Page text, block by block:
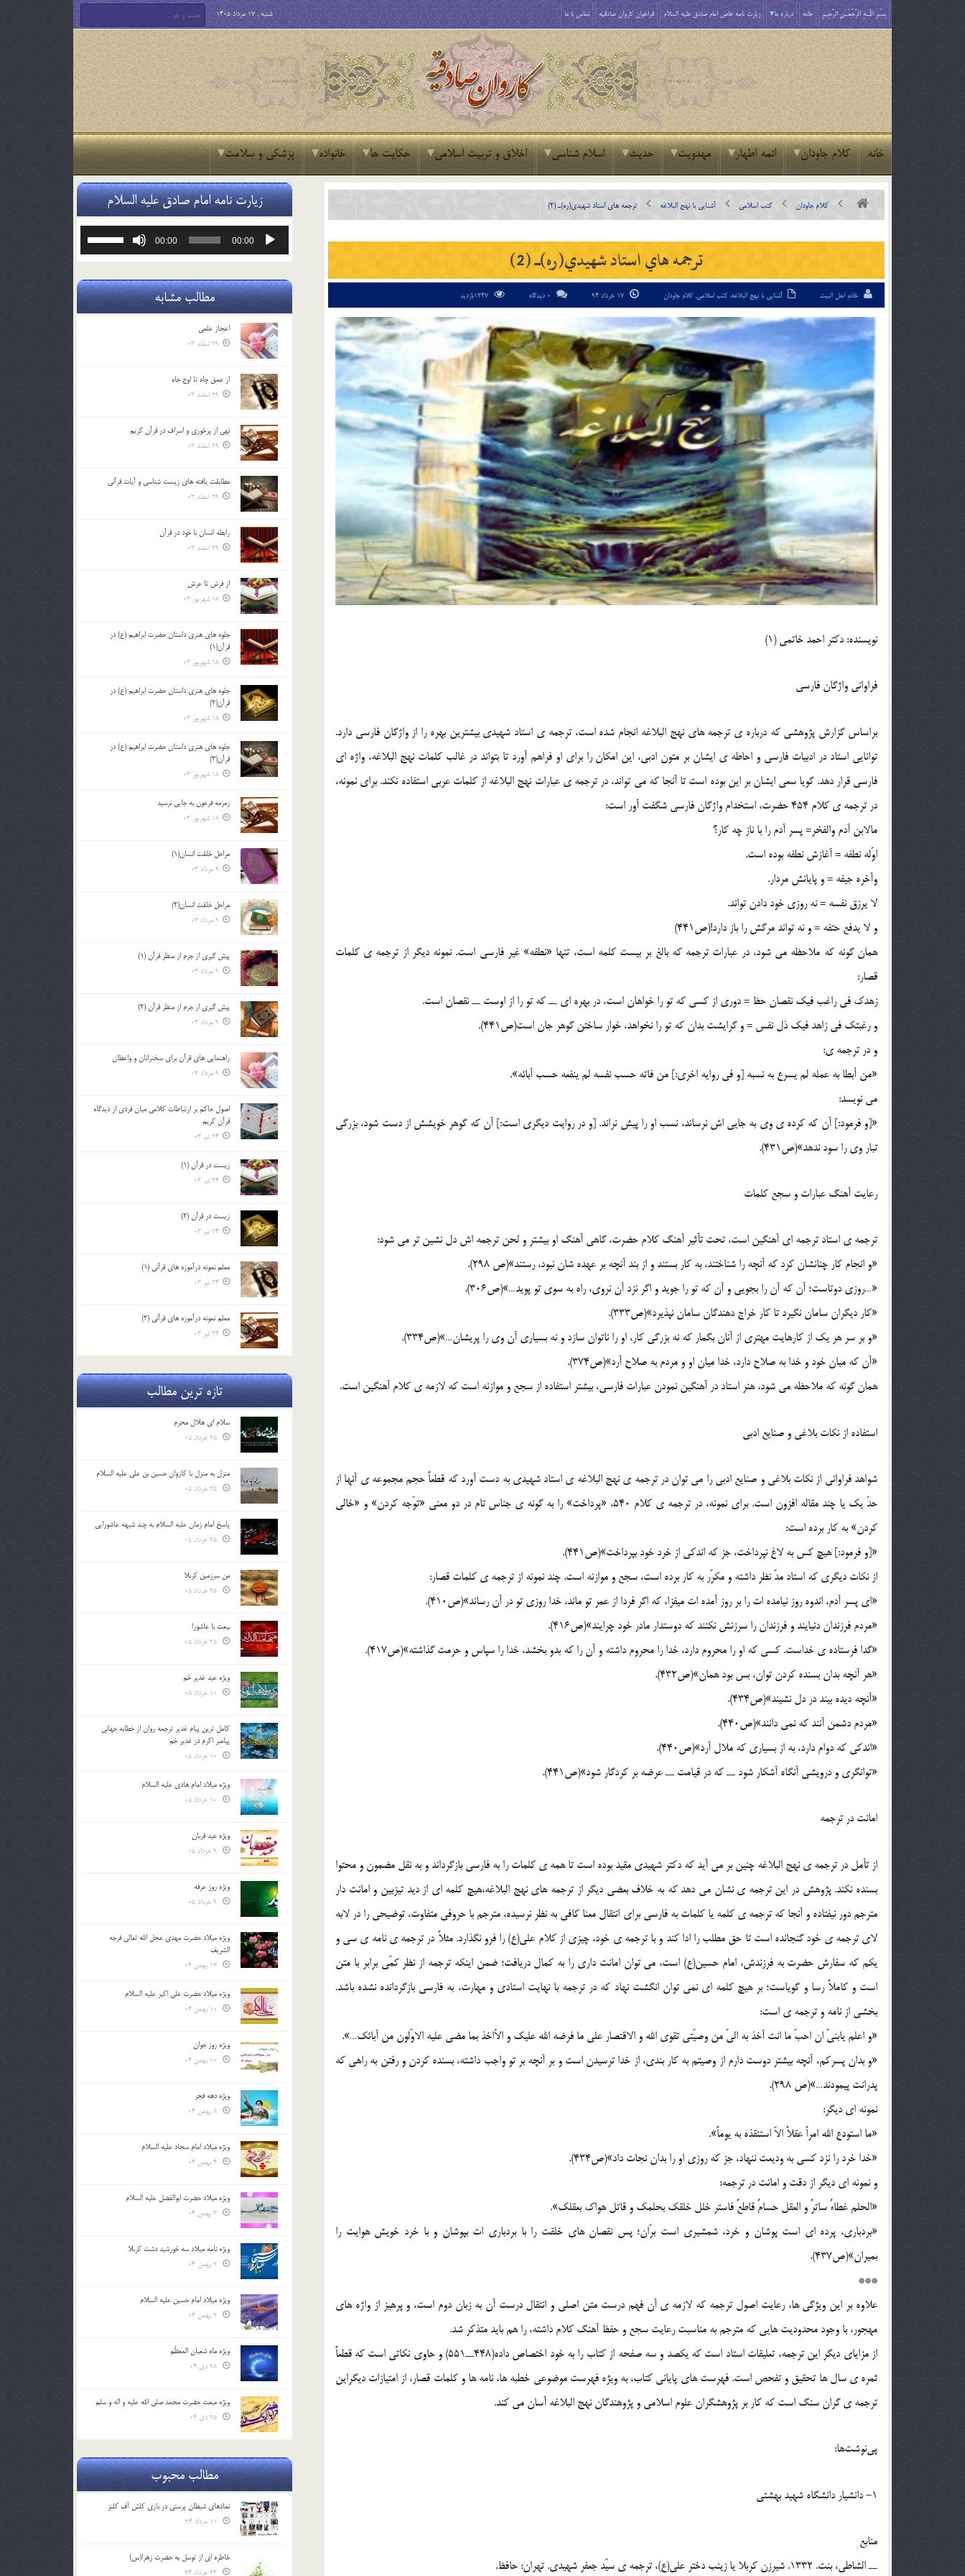
بِسْمِ اللَّـهِ الرَّحْمَـٰنِ الرَّحِيمِ خانه درباره ما زیارت نامه خاص امام صادق علیه السلام فراخوان کاروان صادقیه تماس با ما شنبه , 17 مرداد 1405
خانه کلام جاودان ائمه اطهار مهدویت حدیث اسلام شناسی اخلاق و تربیت اسلامی حکایت ها خانواده پزشکی و سلامت
کلام جاودان کتب اسلامی آشنایی با نهج البلاغه ترجمه هاي استاد شهيدي(ره)ـ‌ (2)
ترجمه هاي استاد شهيدي(ره)ـ‌ (2)
خادم اهل البیت آشنایی با نهج البلاغه,کتب اسلامی,کلام جاودان 0 دیدگاه
نويسنده: دکتر احمد خاتمي (1)
فراواني واژگان فارسي
براساس گزارش پژوهشي که درباره ي ترجمه هاي نهج البلاغه انجام شده است، ترجمه ي استاد شهيدي بيشترين بهره را از واژگان فارسي دارد.
توانايي استاد در ادبيات فارسي و احاطه ي ايشان بر متون ادبي، اين امکان را براي او فراهم آورد تا بتواند در غالب کلمات نهج البلاغه، واژه اي
فارسي قرار دهد. گويا سعي ايشان بر اين بوده است تا آنجا که مي تواند، در ترجمه ي عبارات نهج البلاغه از کلمات عربي استفاده نکند. براي نمونه،
در ترجمه ي کلام 454 حضرت، استخدام واژگان فارسي شگفت آور است:
مالابن آدم والفخر= پسر آدم را با ناز چه کار؟
اوّله نطفه = آغازش نطفه بوده است.
وآخره جيفه = و پايانش مردار.
لا يرزق نفسه = نه روزي خود دادن تواند.
و لا يدفع حتفه = و نه تواند مرگش را باز دارد!(ص441)
همان گونه که ملاحظه مي شود، در عبارات ترجمه که بالغ بر بيست کلمه است، تنها «نطفه» غير فارسي است. نمونه ديگر از ترجمه ي کلمات
قصار:
زهدک في راغب فيک نقصان حظ = دوري از کسي که تو را خواهان است، در بهره اي ــ که تو را از اوست ــ نقصان است.
و رغبتک في زاهد فيک ذل نفس = و گرايشت بدان که تو را نخواهد، خوار ساختن گوهر جان است(ص441).
و در ترجمه ي:
«من أبطا به عمله لم يسرع به نسبه [و في روايه اخري:] من فاته حسب نفسه لم ينفعه حسب آبائه».
مي نويسد:
«[و فرمود:] آن که کرده ي وي به جايي اش نرساند، نسب او را پيش نراند. [و در روايت ديگري است:] آن که گوهر خويشش از دست شود، بزرگي
تبار وي را سود ندهد»(ص431).
رعايت آهنگ عبارات و سجع کلمات
ترجمه ي استاد ترجمه اي آهنگين است، تحت تأثير آهنگ کلام حضرت، گاهي آهنگ او بيشتر و لحن ترجمه اش دل نشين تر مي شود:
«و انجام کار چنانشان کرد که آنچه را شناختند، به کار بستند و از بند آنچه بر عهده شان نبود، رستند»(ص 298).
«…روزي دوتاست؛ آن که آن را بجويي و آن که تو را جويد و اگر نزد آن نروي، راه به سوي تو پويد…»(ص306).
«کار ديگران سامان نگيرد تا کار خراج دهندگان سامان نپذيرد»(ص333).
«و بر سر هر يک از کارهايت مهتري از آنان بگمار که نه بزرگي کار، او را ناتوان سازد و نه بسياري آن وي را پريشان…»(ص334).
«آن که ميان خود و خدا به صلاح دارد، خدا ميان او و مردم به صلاح آرد»(ص374).
همان گونه که ملاحظه مي شود، هنر استاد در آهنگين نمودن عبارات فارسي، بيشتر استفاده از سجع و موازنه است که لازمه ي کلام آهنگين است.
استفاده از نکات بلاغي و صنايع ادبي
شواهد فراواني از نکات بلاغي و صنايع ادبي را مي توان در ترجمه ي نهج البلاغه ي استاد شهيدي به دست آورد که قطعاً حجم مجموعه ي آنها از
حدّ يک يا چند مقاله افزون است. براي نمونه، در ترجمه ي کلام 540، «پرداخت» را به گونه ي جناس تام در دو معني «توّجه کردن» و «خالي
کردن» به کار برده است:
«[و فرمود:] هيچ کس به لاغ نپرداخت، جز که اندکي از خرد خود بپرداخت»(ص441).
از نکات ديگري که استاد مدّ نظر داشته و مکرّر به کار برده است، سجع و موازنه است. چند نمونه از ترجمه ي کلمات قصار:
«اي پسر آدم، اندوه روز نيامده ات را بر روز آمده ات ميفزا، که اگر فردا از عمر تو ماند، خدا روزي تو در آن رساند»(ص410).
«مردم فرزندان دنيايند و فرزندان را سرزنش نکنند که دوستدار مادر خود چرايند»(ص416).
«گدا فرستاده ي خداست. کسي که او را محروم دارد، خدا را محروم داشته و آن را که بدو بخشد، خدا را سپاس و حرمت گذاشته»(ص417).
«هر آنچه بدان بسنده کردن توان، بس بود همان»(ص432).
«آنچه ديده بيند در دل نشيند»(ص434).
«مردم دشمن آنند که نمي دانند»(ص440).
«اندکي که دوام دارد، به از بسياري که ملال آرد»(ص440).
«توانگري و درويشي آنگاه آشکار شود ــ که در قيامت ــ عرضه بر کردگار شود»(ص441).
امانت در ترجمه
از تأمل در ترجمه ي نهج البلاغه چنين بر مي آيد که دکتر شهيدي مقيد بوده است تا همه ي کلمات را به فارسي بازگرداند و به نقل مضمون و محتوا
بسنده نکند. پژوهش در اين ترجمه ي نشان مي دهد که به خلاف بعضي ديگر از ترجمه هاي نهج البلاغه،هيچ کلمه اي از ديد تيزبين و امانت دار
مترجم دور نيفتاده و آنجا که ترجمه ي کلمه يا کلمات به فارسي براي انتقال معنا کافي به نظر نرسيده، مترجم با حروفي متفاوت، توضيحي را در لابه
لاي ترجمه ي خود گنجانده است تا حق مطلب را ادا کند و با ترجمه ي خود، چيزي از کلام علي(ع) را فرو نگذارد. مثلاً در ترجمه ي نامه ي سي و
يکم که سفارش حضرت به فرزندش، امام حسين(ع) است، مي توان امانت داري را به کمال دريافت؛ ضمن اينکه ترجمه از نظر کمّي برابر با متن
است و کاملاً رسا و گوياست؛ بر هيچ کلمه اي نمي توان انگشت نهاد که در ترجمه با نهايت استادي و مهارت، به فارسي بازگردانده نشده باشد.
بخشي از نامه و ترجمه ي است:
«و اعلم يابنيّ ان احبّ ما انت آخذ به اليّ من وصيّتي تقوي الله و الاقتصار علي ما فرضه الله عليک و الأاخذ بما مضي عليه الاوّلون من آبائک…».
«و بدان پسرکم، آنچه بيشتر دوست دارم از وصيتم به کار بندي، از خدا ترسيدن است و بر آنچه بر تو واجب داشته، بسنده کردن و رفتن به راهي که
پدرانت پيمودند…»(ص 298).
نمونه اي ديگر:
«ما استودع الله امراً عقلاً الاّ استنقذه به يوماً».
«خدا خرد را نزد کسي به وديعت ننهاد، جز که روزي او را بدان نجات داد»(ص434).
و نمونه اي ديگر از دقت و امانت در ترجمه:
«الحلم غطاءٌ ساترٌ و العقل حسامٌ قاطعٌ فاستر خلل خلقک بحلمک و قاتل هواک بعقلک».
«بردباري، پرده اي است پوشان و خرد، شمشيري است برّان؛ پس نقصان هاي خلقت را با بردباري ات بپوشان و با خرد خويش هوايت را
بميران»(ص437).
***
علاوه بر اين ويژگي ها، رعايت اصول ترجمه که لازمه ي آن فهم درست متن اصلي و انتقال درست آن به زبان دوم است، و پرهيز از واژه هاي
مهجور، با وجود محدوديت هايي که مترجم به مناسبت رعايت سجع و حفظ آهنگ کلام داشته، را هم بايد متذکر شد.
از مزاياي ديگر اين ترجمه، تعليقات استاد است که يکصد و سه صفحه از کتاب را به خود اختصاص داده(448ــ551) و حاوي نکاتي است که قطعاً
ثمره ي سال ها تحقيق و تفحص است. فهرست هاي پاياني کتاب، به ويژه فهرست موضوعي خطبه ها، نامه ها و کلمات قصار، از امتيازات ديگراين
ترجمه ي گران سنگ است که کار بر پژوهشگران علوم اسلامي و پژوهندگان نهج البلاغه آسان مي‌ کند.
پي‌نوشت‌ها:
1- دانشيار دانشگاه شهيد بهشتي
منابع
ــ الشاطي، بنت. 1332. شيرزن کربلا يا زينب دختر علي(ع)، ترجمه ي سيّد جعفر شهيدي. تهران: حافظ.
زیارت نامه امام صادق علیه السلام
پخش‌کننده
00:00
00:00
یا
صدا
کلیدهای
مطالب مشابه
اعجاز علمی
29 اسفند 03
از عمق چاه تا اوج جاه
29 اسفند 03
نهي از پرخوري و اسراف در قرآن کريم
29 اسفند 03
مطابقت یافته های زیست شناسی و آیات قرآنی
29 اسفند 03
رابطه انسان با خود در قرآن
29 اسفند 03
از فرش تا عرش
18 شهریور 03
جلوه هاي هنري داستان حضرت ابراهيم (ع) در
قرآن(1)
18 شهریور 03
جلوه هاي هنري داستان حضرت ابراهيم (ع) در
قرآن(2)
18 شهریور 03
جلوه هاي هنري داستان حضرت ابراهيم (ع) در
قرآن(3)
18 شهریور 03
زمزمه فرعون به جايي نرسيد
18 شهریور 03
مراحل خلقت انسان(1)
9 مرداد 03
مراحل خلقت انسان(2)
9 مرداد 03
پيش گيري از جرم از منظر قرآن (1)
9 مرداد 03
پيش گيري از جرم از منظر قرآن (2)
9 مرداد 03
راهنمایی های قرآن برای سخنرانان و واعظان
9 مرداد 03
اصول حاكم بر ارتباطات كلامى ميان فردى از ديدگاه
قرآن كريم
24 تیر 03
زیست در قرآن (1)
24 تیر 03
زیست در قرآن (2)
24 تیر 03
معلم نمونه درآموزه هاي قرآني (1)
24 تیر 03
معلم نمونه درآموزه هاي قرآني (2)
24 تیر 03
تازه ترین مطالب
سلام ای هلال محرم
منزل به منزل با کاروان حسین بن علی علیه السلام
پاسخ امام زمان علیه السلام به چند شبهه عاشورایی
من سرزمین کربلا
بیعت با عاشورا
ویژه عید غدیر خم
کامل ترین پیام غدیر ترجمه روان از خطابه جهانی
پیامبر اکرم در غدیر خم
ویژه میلاد امام هادی علیه السلام
ویژه عید قربان
ویژه روز عرفه
ویژه میلاد حضرت مهدی عجل الله تعالی فرجه
الشريف
ویژه میلاد حضرت علی اکبر علیه السلام
ویژه روز جوان
ویژه دهه فجر
ویژه میلاد امام سجاد علیه السلام
ویژه میلاد حضرت ابوالفضل علیه السلام
ویژه نامه میلاد سه خورشید دشت کربلا
ویژه میلاد امام حسین علیه السلام
ویژه ماه شعبان المعظّم
ویژه مبعث حضرت محمد صلی الله علیه و اله و سلم
مطالب محبوب
نمادهای شیطان پرستی در بازی کلش آف کلنز
خاطره ای از توسل به حضرت زهرا(س)